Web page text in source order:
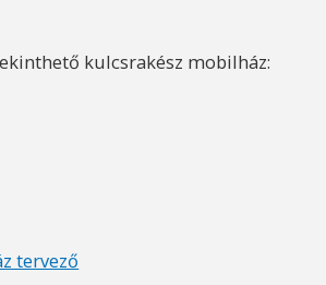
kulcsrakész mobilház:
tervező